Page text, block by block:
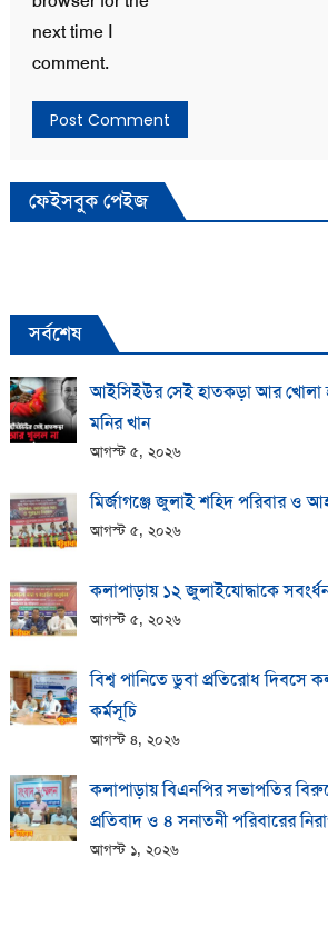
next time I
comment.
ফেইসবুক পেইজ
সর্বশেষ
আইসিইউর সেই হাতকড়া আর খোলা
মনির খান
আগস্ট ৫, ২০২৬
মির্জাগঞ্জে জুলাই শহিদ পরিবার ও
আগস্ট ৫, ২০২৬
কলাপাড়ায় ১২ জুলাইযোদ্ধাকে
আগস্ট ৫, ২০২৬
বিশ্ব পানিতে ডুবা প্রতিরোধ দিবসে
কর্মসূচি
আগস্ট ৪, ২০২৬
কলাপাড়ায় বিএনপির সভাপতির
প্রতিবাদ ও ৪ সনাতনী পরিবারের
আগস্ট ১, ২০২৬